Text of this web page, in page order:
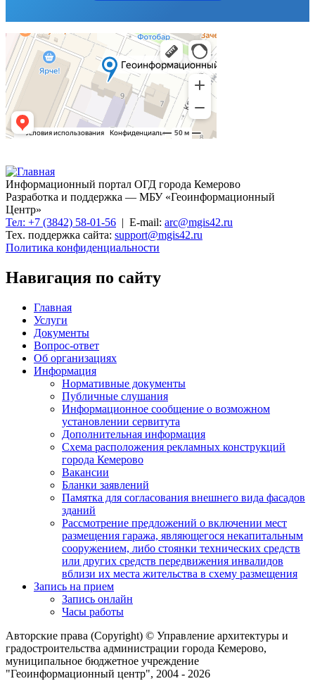
Информационный портал ОГД города Кемерово
Разработка и поддержка — МБУ «Геоинформационный
Центр»
Тел: +7 (3842) 58-01-56 | E-mail: arc@mgis42.ru
Тех. поддержка сайта: support@mgis42.ru
Политика конфиденциальности
Навигация по сайту
Главная
Услуги
Документы
Вопрос-ответ
Об организациях
Информация
Нормативные документы
Публичные слушания
Информационное сообщение о возможном
установлении сервитута
Дополнительная информация
Схема расположения рекламных конструкций
города Кемерово
Вакансии
Бланки заявлений
Памятка для согласования внешнего вида фасадов
зданий
Рассмотрение предложений о включении мест
размещения гаража, являющегося некапитальным
сооружением, либо стоянки технических средств
или других средств передвижения инвалидов
вблизи их места жительства в схему размещения
Запись на прием
Запись онлайн
Часы работы
Авторские права (Copyright) © Управление архитектуры и
градостроительства администрации города Кемерово,
муниципальное бюджетное учреждение
"Геоинформационный центр", 2004 - 2026